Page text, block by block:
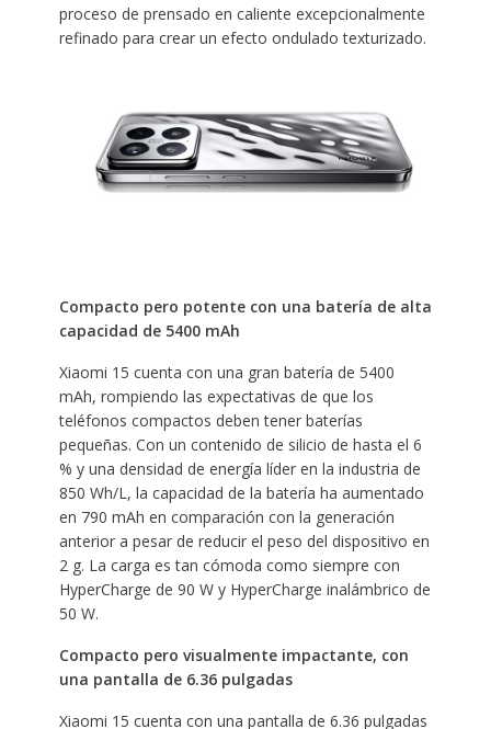
proceso de prensado en caliente excepcionalmente
refinado para crear un efecto ondulado texturizado.
Compacto pero potente con una batería de alta
capacidad de 5400 mAh
Xiaomi 15 cuenta con una gran batería de 5400
mAh, rompiendo las expectativas de que los
teléfonos compactos deben tener baterías
pequeñas. Con un contenido de silicio de hasta el 6
% y una densidad de energía líder en la industria de
850 Wh/L, la capacidad de la batería ha aumentado
en 790 mAh en comparación con la generación
anterior a pesar de reducir el peso del dispositivo en
2 g. La carga es tan cómoda como siempre con
HyperCharge de 90 W y HyperCharge inalámbrico de
50 W.
Compacto pero visualmente impactante, con
una pantalla de 6.36 pulgadas
Xiaomi 15 cuenta con una pantalla de 6.36 pulgadas